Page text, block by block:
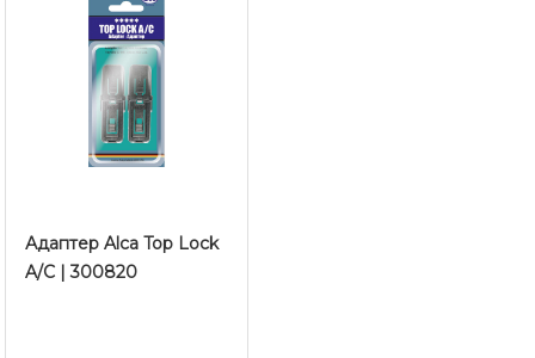
Адаптер Alca Top Lock
A/C | 300820